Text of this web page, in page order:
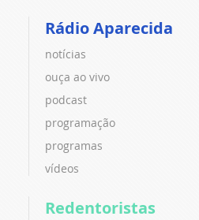
Rádio Aparecida
notícias
ouça ao vivo
podcast
programação
programas
vídeos
Redentoristas